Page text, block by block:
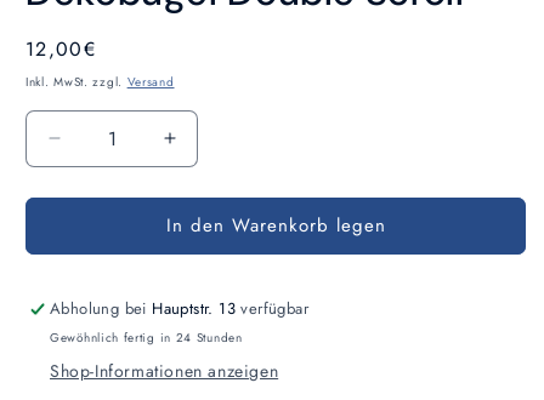
Modal
Normaler
Preis
12,00€
Inkl. MwSt. zzgl. Versand
Anzahl
Verringere
die
Menge
Dekobügel
Scroll
Erhöhe
die
Menge
für
Dekobügel
Scroll
In den Warenkorb legen
Abholung bei Hauptstr. 13 verfügbar
Gewöhnlich fertig in 24 Stunden
Shop-Informationen anzeigen